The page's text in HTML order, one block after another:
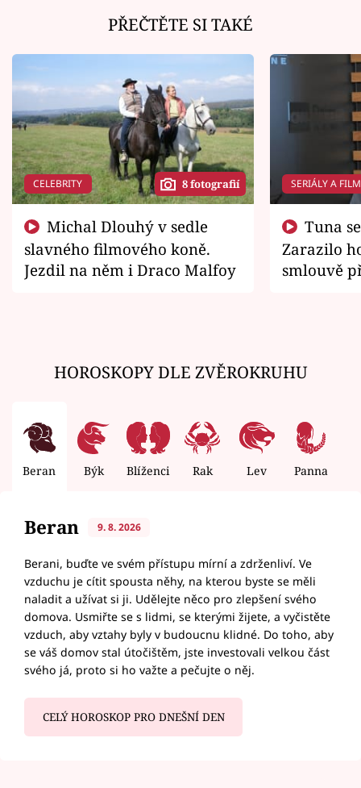
PŘEČTĚTE SI TAKÉ
CELEBRITY 8 fotografií
slavného filmového koně.
Jezdil na něm i Draco Malfoy
SERIÁLY A
Zarazilo
smlouvě
HOROSKOPY DLE ZVĚROKRUHU
Beran Býk Blíženci Rak Lev Panna
Beran 9. 8. 2026
Berani, buďte ve svém přístupu mírní a zdrženliví. Ve
vzduchu je cítit spousta něhy, na kterou byste se měli
naladit a užívat si ji. Udělejte něco pro zlepšení svého
domova. Usmiřte se s lidmi, se kterými žijete, a vyčistěte
vzduch, aby vztahy byly v budoucnu klidné. Do toho, aby
se váš domov stal útočištěm, jste investovali velkou část
svého já, proto si ho važte a pečujte o něj.
CELÝ HOROSKOP PRO DNEŠNÍ DEN